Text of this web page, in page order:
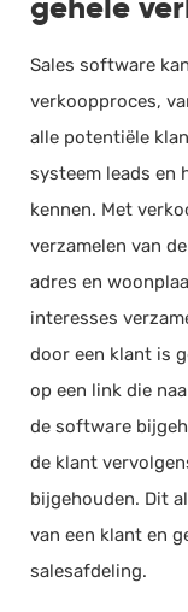
Sales software
verkoopproces,
alle potentiële
systeem leads en
kennen. Met
verzamelen van
adres en
interesses
door een klant is
op een link die
de software
de klant
bijgehouden. Dit
van een klant en
salesafdeling.